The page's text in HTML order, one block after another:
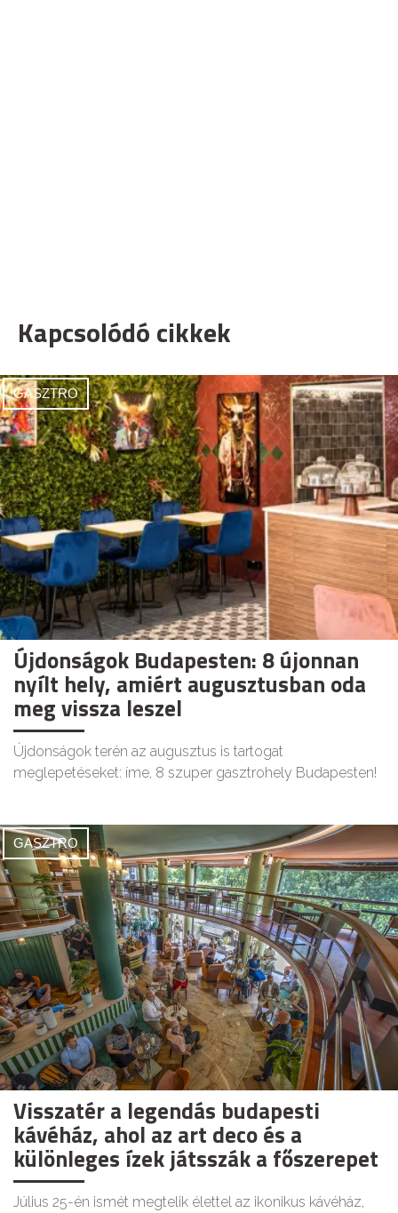
Kapcsolódó cikkek
GASZTRO
Újdonságok Budapesten: 8 újonnan
nyílt hely, amiért augusztusban oda
meg vissza leszel
Újdonságok terén az augusztus is tartogat
meglepetéseket: íme, 8 szuper gasztrohely Budapesten!
GASZTRO
Visszatér a legendás budapesti
kávéház, ahol az art deco és a
különleges ízek játsszák a főszerepet
Július 25-én ismét megtelik élettel az ikonikus kávéház,